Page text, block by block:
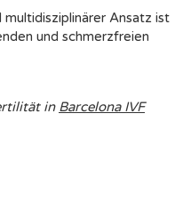
multidisziplinärer Ansatz ist
und schmerzfreien
in Barcelona IVF